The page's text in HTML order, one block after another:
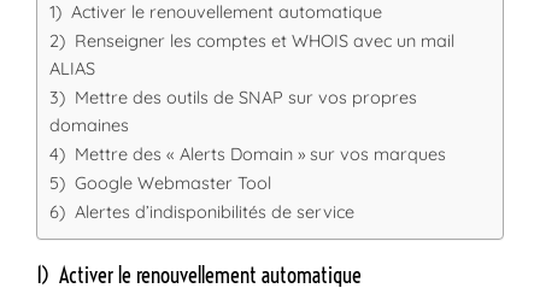
1) Activer le renouvellement automatique
2) Renseigner les comptes et WHOIS avec un mail
ALIAS
3) Mettre des outils de SNAP sur vos propres
domaines
4) Mettre des « Alerts Domain » sur vos marques
5) Google Webmaster Tool
6) Alertes d’indisponibilités de service
1) Activer le renouvellement automatique